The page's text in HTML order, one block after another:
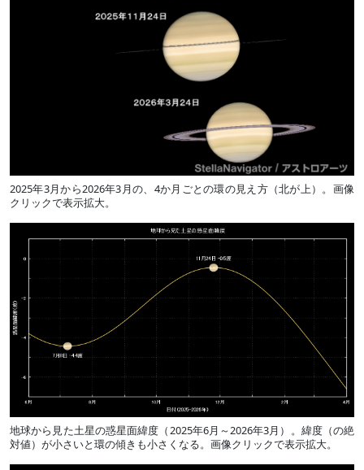
2025年3月から2026年3月の、4か月ごとの環の見え方（北が上）。画像
クリックで表示拡大。
地球から見た土星の惑星面緯度（2025年6月～2026年3月）。緯度（の絶
対値）が小さいと環の傾きも小さくなる。画像クリックで表示拡大。